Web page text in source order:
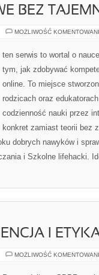
BEZ
MOŻLIWOŚĆ
ten serwis to wortal o
tym, jak zdobywać
online. To miejsce
rodzicach oraz
codzienność nauki przez
konkret zamiast teorii bez
dobrych nawyków i
i Szkolne lifehacki.
I
MOŻLIWOŚĆ